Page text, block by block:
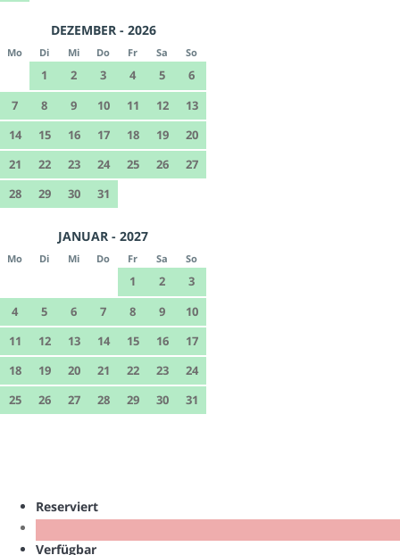
DEZEMBER - 2026
Mo Di Mi Do Fr Sa So
1 2 3 4 5
6
7
8 9 10 11 12
13
14
15 16 17 18 19
20
21
22 23 24 25 26
27
28
29 30 31
JANUAR - 2027
Mo Di Mi Do Fr Sa So
1 2
3
4
5 6 7 8 9
10
11
12 13 14 15 16
17
18
19 20 21 22 23
24
25
26 27 28 29 30 31
Reserviert
Verfügbar